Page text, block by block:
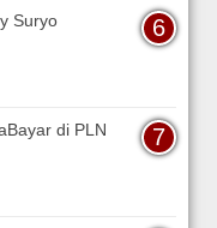
Suryo
di PLN